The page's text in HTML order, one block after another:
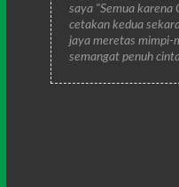
saya "Semua karena
cetakan kedua
jaya meretas mimpi-
semangat penuh